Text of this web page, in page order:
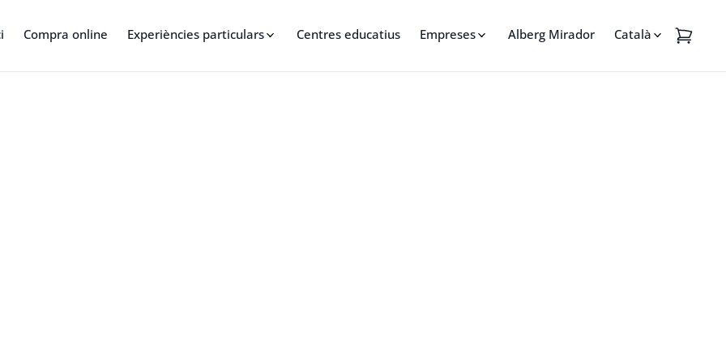
Compra online Experiències particulars Centres educatius Empreses Alberg Mirador Català